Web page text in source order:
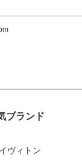
ブランド
ヴィトン